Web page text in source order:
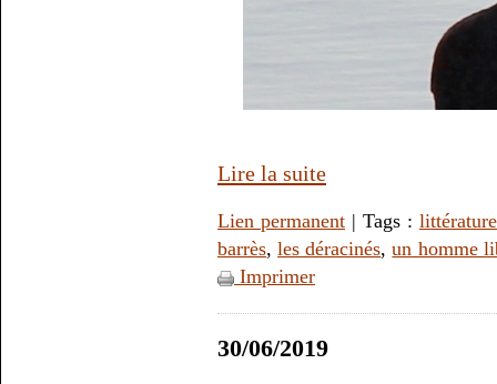
Lire la suite
Lien permanent | Tags : littérature
barrès,les déracinés,un homme
Imprimer
30/06/2019